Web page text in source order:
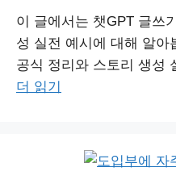
이 글에서는 챗GPT 글쓰
성 실전 예시에 대해 알아
공식 정리와 스토리 생성
더 읽기